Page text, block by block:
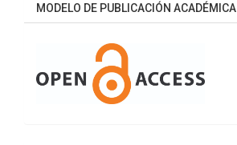
MODELO DE PUBLICACIÓN ACADÉMICA